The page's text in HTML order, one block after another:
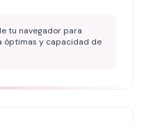
tu navegador para
óptimas y capacidad de